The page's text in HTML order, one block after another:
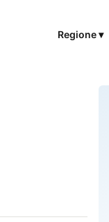
Regione ▾